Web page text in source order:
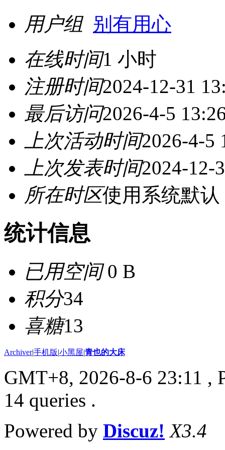
用户组 别有用心
在线时间1 小时
注册时间2024-12-31
最后访问2026-4-5
上次活动时间2026-4-5
上次发表时间2024-12-
所在时区使用系统默认
统计信息
已用空间0 B
积分34
喜糖13
Archiver|手机版|小黑屋|青也的大床
GMT+8, 2026-8-6 23:11 ,
14 queries .
Powered by Discuz! X3.4